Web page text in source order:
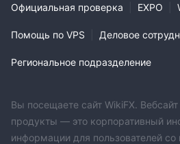
Официальная проверка EXPO
Помощь по VPS Деловое
Региональное подразделение
Вы посещаете сайт WikiFX.
продукты — это корпоративный
информации для пользователей